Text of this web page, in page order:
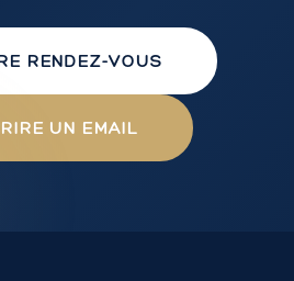
RENDEZ-VOUS
UN EMAIL